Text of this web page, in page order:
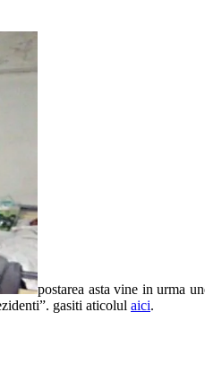
postarea asta vine in urma
gasiti aticolul aici.